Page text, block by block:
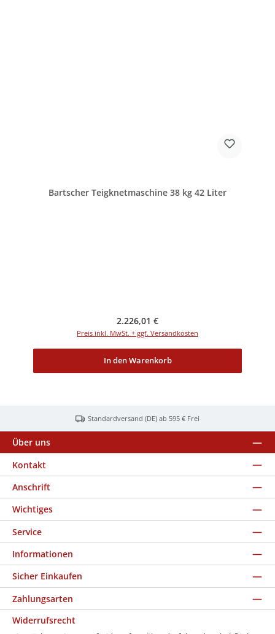
Bartscher Teigknetmaschine 38 kg 42 Liter
Regulärer Preis:
2.226,01 €
Preis inkl. MwSt. + ggf. Versandkosten
In den Warenkorb
Standardversand (DE) ab 595 € Frei
Über uns
Kontakt
Anschrift
Wichtiges
Service
Informationen
Sicher Einkaufen
Zahlungsarten
Widerrufsrecht